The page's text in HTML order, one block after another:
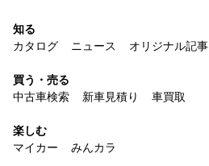
知る
カタログ
ニュース オリジナル記事
買う・売る
中古車検索
新車見積り 車買取
楽しむ
マイカー
みんカラ